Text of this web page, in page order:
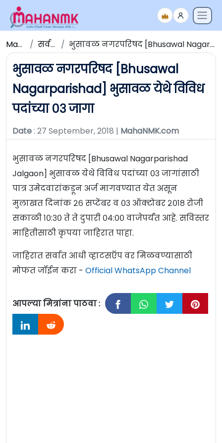
Maha NMK सर्व जाहिराती भुसावळ नगरपरिषद [Bhusawal Nagarparishad] भुसावळ येथे विविध पदांच्या ०३ जागा
भुसावळ नगरपरिषद [Bhusawal
Nagarparishad] भुसावळ येथे विविध
पदांच्या ०३ जागा
Date: 27 September, 2018 | MahaNMK.com
भुसावळ नगरपरिषद [Bhusawal Nagarparishad
Jalgaon] भुसावळ येथे विविध पदांच्या ०३ जागांसाठी
पात्र उमेदवारांकडून अर्ज मागवण्यात येत असून
मुलाखत दिनांक २६ सप्टेंबर व ०३ ऑक्टोबर २०१८ रोजी
सकाळी १०:३० ते ते दुपारी ०४:०० वाजेपर्यंत आहे. सविस्तर
माहितीसाठी कृपया जाहिरात पाहा.
जाहिरात सर्वात आधी व्हाटसऍप वर मिळवण्यासाठी
मोफत जॉईन करा - Official WhatsApp Channel
आपल्या मित्रांना पाठवा :